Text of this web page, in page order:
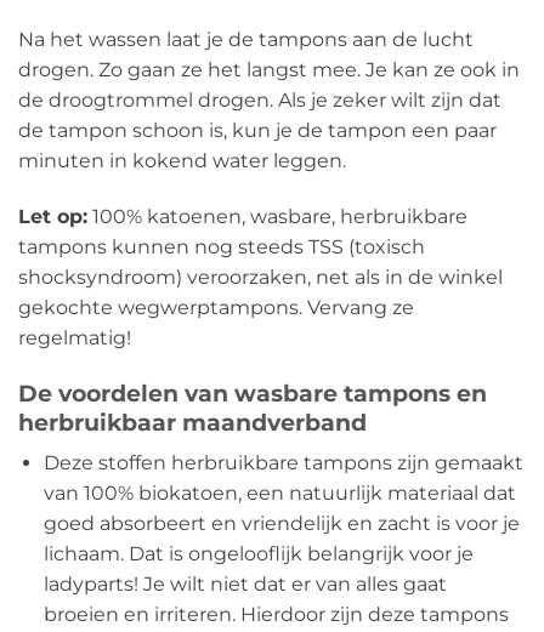
Na het wassen laat je de tampons aan de lucht
drogen. Zo gaan ze het langst mee. Je kan ze ook in
de droogtrommel drogen. Als je zeker wilt zijn dat
de tampon schoon is, kun je de tampon een paar
minuten in kokend water leggen.
Let op: 100% katoenen, wasbare, herbruikbare
tampons kunnen nog steeds TSS (toxisch
shocksyndroom) veroorzaken, net als in de winkel
gekochte wegwerptampons. Vervang ze
regelmatig!
De voordelen van wasbare tampons en
herbruikbaar maandverband
Deze stoffen herbruikbare tampons zijn gemaakt
van 100% biokatoen, een natuurlijk materiaal dat
goed absorbeert en vriendelijk en zacht is voor je
lichaam. Dat is ongelooflijk belangrijk voor je
ladyparts! Je wilt niet dat er van alles gaat
broeien en irriteren. Hierdoor zijn deze tampons